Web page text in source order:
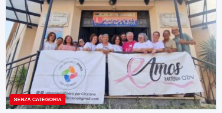
SENZA CATEGORIA